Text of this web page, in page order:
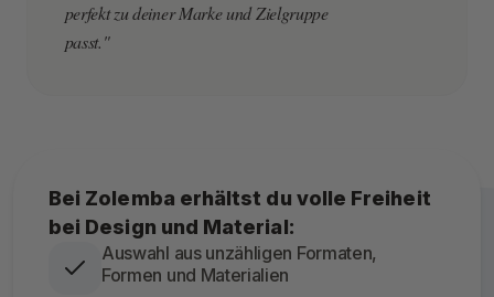
perfekt zu deiner Marke und Zielgruppe
passt."
Bei Zolemba erhältst du volle Freiheit
bei Design und Material:
Auswahl aus unzähligen Formaten,
Formen und Materialien